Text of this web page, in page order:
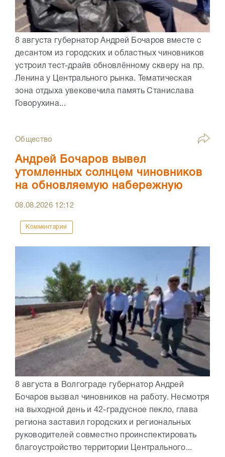
8 августа губернатор Андрей Бочаров вместе с
десантом из городских и областных чиновников
устроил тест-драйв обновлённому скверу на пр.
Ленина у Центрального рынка. Тематическая
зона отдыха увековечила память Станислава
Говорухина...
Общество
Андрей Бочаров вывел
утомленных солнцем чиновников
на обновляемую набережную
08.08.2026 12:12
Комментарии
8 августа в Волгограде губернатор Андрей
Бочаров вызвал чиновников на работу. Несмотря
на выходной день и 42-градусное пекло, глава
региона заставил городских и региональных
руководителей совместно проинспектировать
благоустройство территории Центрального...